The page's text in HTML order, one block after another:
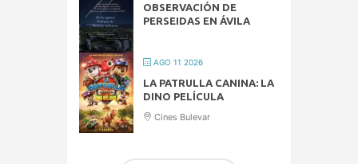
OBSERVACIÓN DE
PERSEIDAS EN ÁVILA
AGO 11 2026
LA PATRULLA CANINA: LA
DINO PELÍCULA
Cines Bulevar